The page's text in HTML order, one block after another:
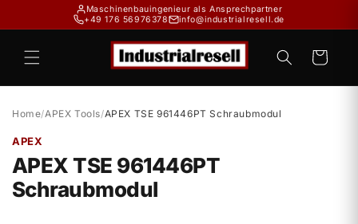
Inhalt
Maschinenbauingenieur als Ansprechpartner
+49 176 56976378
info@industrialresell.de
Warenkorb
Home/APEX Tools/APEX TSE 961446PT Schraubmodul
APEX
APEX TSE 961446PT
Schraubmodul